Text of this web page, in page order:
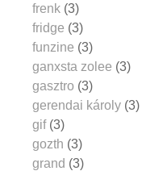
frenk (3)
fridge (3)
funzine (3)
ganxsta zolee (3)
gasztro (3)
gerendai károly (3)
gif (3)
gozth (3)
grand (3)